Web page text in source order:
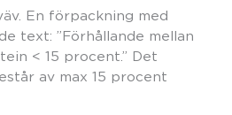
En förpackning med
text: ”Förhållande mellan
< 15 procent.” Det
av max 15 procent